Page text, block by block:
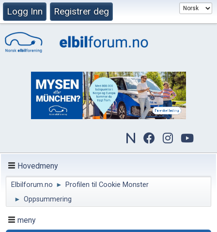
Logg Inn Registrer deg
Hovedmeny
Elbilforum.no ►
Profilen til Cookie Monster
► Oppsummering
meny